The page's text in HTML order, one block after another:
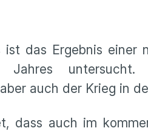
das Ergebnis einer
Jahres
auch der Krieg in
dass auch im